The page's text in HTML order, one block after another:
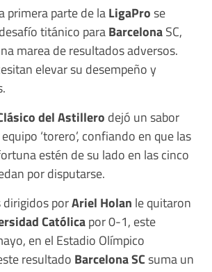
primera parte de laLigaProse
titánico paraBarcelonaSC,
marea de resultados adversos.
elevar su desempeño y
del Astillero dejó un sabor
‘torero’, confiando en que las
estén de su lado en las cinco
por disputarse.
dirigidos porAriel Holan le quitaron
Católicapor 0-1, este
en el Estadio Olímpico
resultado Barcelona SCsuma un